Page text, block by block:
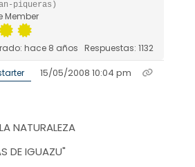
piqueras)
Member
hace 8 años Respuestas: 1132
15/05/2008 10:04 pm
NATURALEZA
DE IGUAZU"